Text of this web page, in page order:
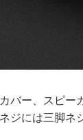
バー、スピー
ジには三脚ネ